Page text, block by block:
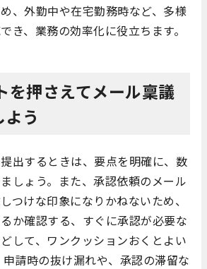
、外勤中や在宅勤務時など、多様
き、業務の効率化に役立ちます。
を押さえてメール稟議
う
出するときは、要点を明確に、数
しょう。また、承認依頼のメール
つけな印象になりかねないため、
か確認する、すぐに承認が必要な
して、ワンクッションおくとよい
請時の抜け漏れや、承認の滞留な